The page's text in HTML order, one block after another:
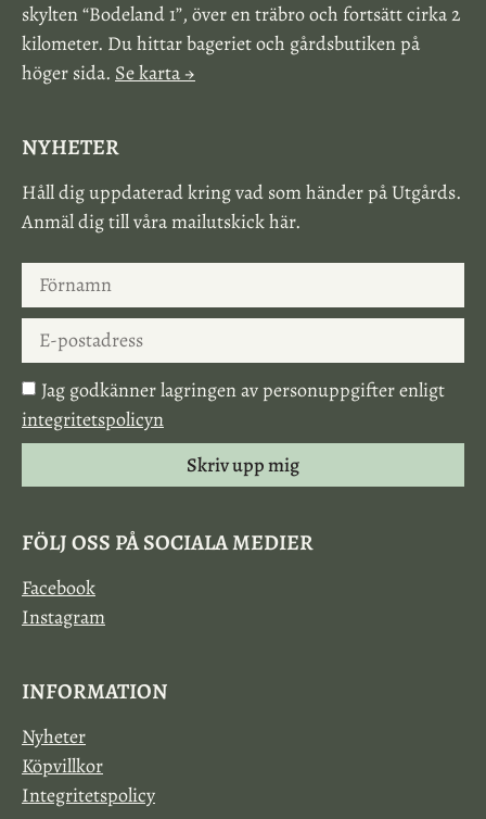
skylten “Bodeland 1”, över en träbro och fortsätt cirka 2
kilometer. Du hittar bageriet och gårdsbutiken på
höger sida. Se karta →
NYHETER
Håll dig uppdaterad kring vad som händer på Utgårds.
Anmäl dig till våra mailutskick här.
Jag godkänner lagringen av personuppgifter enligt
integritetspolicyn
Skriv upp mig
FÖLJ OSS PÅ SOCIALA MEDIER
Facebook
Instagram
INFORMATION
Nyheter
Köpvillkor
Integritetspolicy